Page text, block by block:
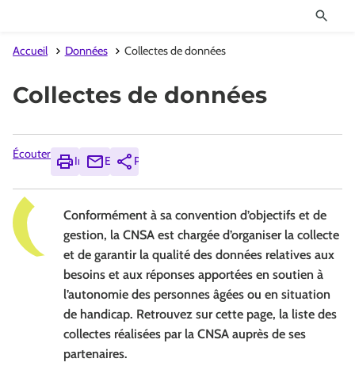
Accueil Données Collectes de données
Collectes de données
Écouter
ImprimerEnvoyerPartager
Conformément à sa convention d’objectifs et de
gestion, la CNSA est chargée d’organiser la collecte
et de garantir la qualité des données relatives aux
besoins et aux réponses apportées en soutien à
l’autonomie des personnes âgées ou en situation
de handicap. Retrouvez sur cette page, la liste des
collectes réalisées par la CNSA auprès de ses
partenaires.